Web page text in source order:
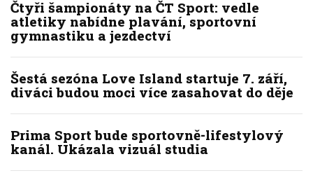
Čtyři šampionáty na ČT Sport: vedle
atletiky nabídne plavání, sportovní
gymnastiku a jezdectví
Šestá sezóna Love Island startuje 7. září,
diváci budou moci více zasahovat do děje
Prima Sport bude sportovně-lifestylový
kanál. Ukázala vizuál studia